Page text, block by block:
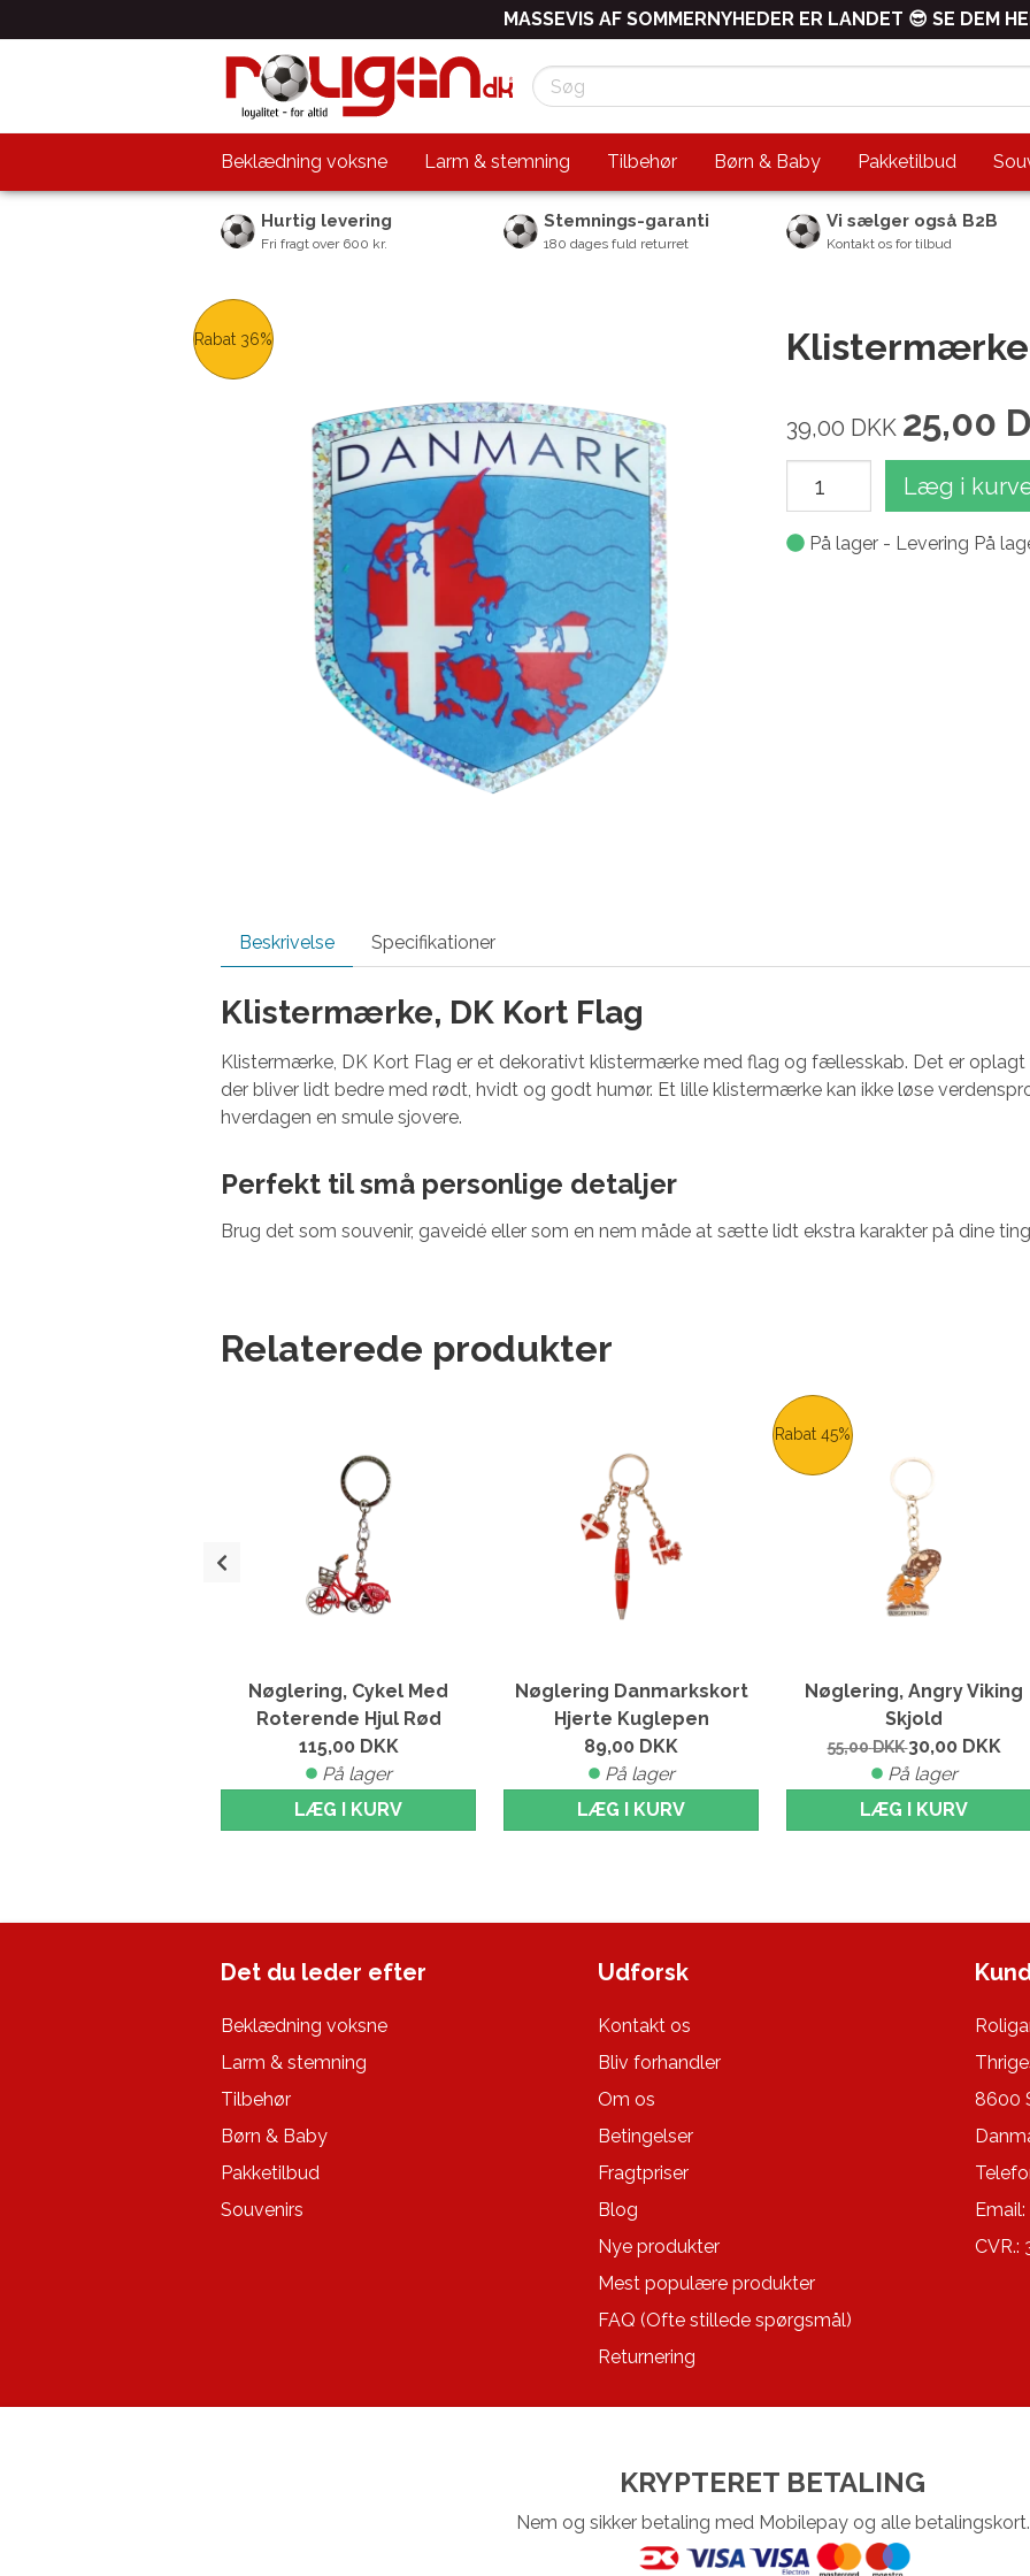
MASSEVIS AF SOMMERNYHEDER ER LANDET 😎 SE DEM
Beklædning voksne Larm & stemning Tilbehør Børn & Baby Pakketilbud
Hurtig levering
Fri fragt over 600 kr.
Stemnings-garanti
180 dages fuld returret
Vi sælger også B2B
Kontakt os for tilbud
Rabat 36%
39,00 DKK 25,00
Læg i
På lager - Levering På
Beskrivelse Specifikationer
Klistermærke, DK Kort Flag
Klistermærke, DK Kort Flag er et dekorativt klistermærke med flag og fællesskab. Det er oplagt
der bliver lidt bedre med rødt, hvidt og godt humør. Et lille klistermærke kan ikke løse
hverdagen en smule sjovere.
Perfekt til små personlige detaljer
Brug det som souvenir, gaveidé eller som en nem måde at sætte lidt ekstra karakter på dine
Relaterede produkter
Nøglering, Cykel Med
Roterende Hjul Rød
115,00 DKK
På lager
LÆG I KURV
Nøglering Danmarkskort
Hjerte Kuglepen
89,00 DKK
På lager
LÆG I KURV
Rabat 45%
Nøglering, Angry Viking
Skjold
55,00DKK30,00 DKK
På lager
LÆG I KURV
Det du leder efter
Beklædning voksne
Larm & stemning
Tilbehør
Børn & Baby
Pakketilbud
Souvenirs
Udforsk
Kontakt os
Bliv forhandler
Om os
Betingelser
Fragtpriser
Blog
Nye produkter
Mest populære produkter
FAQ (Ofte stillede spørgsmål)
Returnering
8600
Email:
CVR.:
KRYPTERET BETALING
Nem og sikker betaling med Mobilepay og alle betalingskort.